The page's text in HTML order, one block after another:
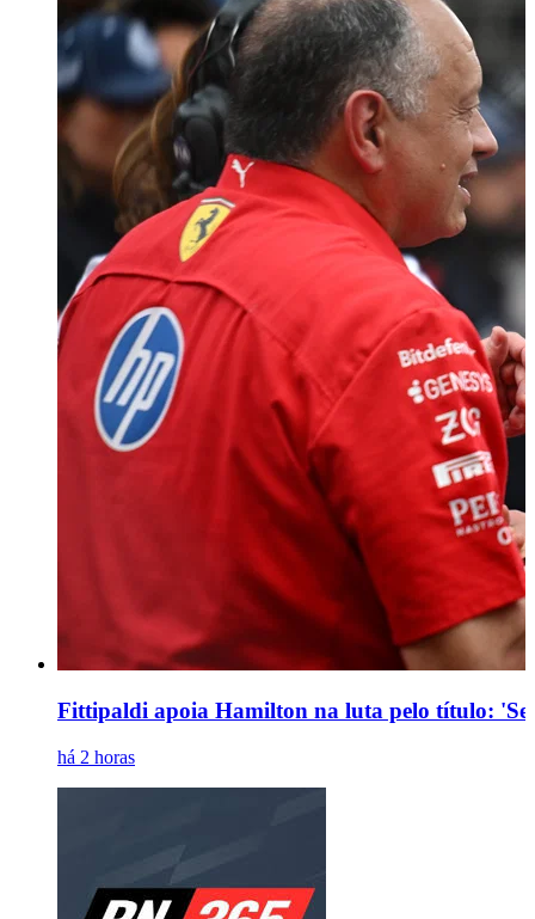
Fittipaldi apoia Hamilton na luta pelo título:
há 2 horas